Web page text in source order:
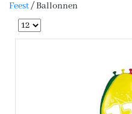
Feest/Ballonnen